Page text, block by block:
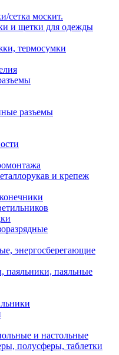
сетка москит.
и щетки для одежды
термосумки
разъемы
и крепеж
энергосберегающие
паяльные
и настольные
полусферы, таблетки